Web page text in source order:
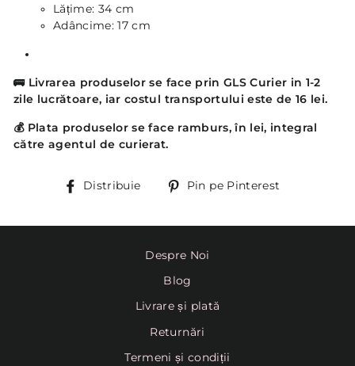
Lățime: 34 cm
Adâncime: 17 cm
🚌 Livrarea produselor se face prin GLS Curier in 1-2
zile lucrătoare, iar costul transportului este de 16 lei.
💰 Plata produselor se face ramburs, în lei, integral
către agentul de curierat.
Distribuie DistribuiePin pe Pinterest
Despre Noi
Blog
Livrare și plată
Returnări
Termeni și condiții